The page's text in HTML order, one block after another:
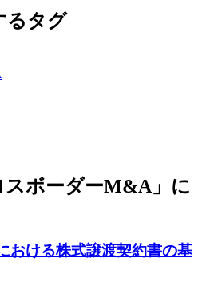
るタグ
スボーダーM&A」に
おける株式譲渡契約書の基